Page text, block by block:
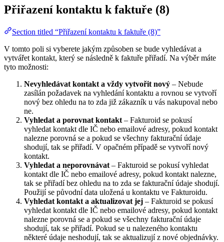
Přiřazení kontaktu k faktuře (8)
Section titled “Přiřazení kontaktu k faktuře (8)”
V tomto poli si vyberete jakým způsoben se bude vyhledávat a
vytvářet kontakt, který se následně k faktuře přiřadí. Na výběr máte
tyto možnosti:
Nevyhledávat kontakt a vždy vytvořit nový – Nebude
zasílán požadavek na vyhledání kontaktu a rovnou se vytvoří
nový bez ohledu na to zda již zákazník u vás nakupoval nebo
ne.
Vyhledat a porovnat kontakt – Fakturoid se pokusí
vyhledat kontakt dle IČ nebo emailové adresy, pokud kontakt
nalezne porovná se a pokud se všechny fakturační údaje
shodují, tak se přiřadí. V opačném případě se vytvoří nový
kontakt.
Vyhledat a neporovnávat – Fakturoid se pokusí vyhledat
kontakt dle IČ nebo emailové adresy, pokud kontakt nalezne,
tak se přiřadí bez ohledu na to zda se fakturační údaje shodují.
Použijí se původní data uložená u kontaktu ve Fakturoidu.
Vyhledat kontakt a aktualizovat jej – Fakturoid se pokusí
vyhledat kontakt dle IČ nebo emailové adresy, pokud kontakt
nalezne porovná se a pokud se všechny fakturační údaje
shodují, tak se přiřadí. Pokud se u nalezeného kontaktu
některé údaje neshodují, tak se aktualizují z nové objednávky.